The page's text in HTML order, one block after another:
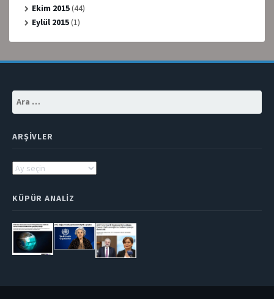
Ekim 2015(44)
Eylül 2015(1)
ARŞIVLER
Arşivler
KÜPÜR ANALIZ